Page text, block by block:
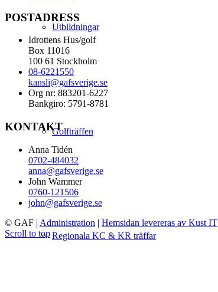
Utbildningar
Golfträffen
Regionala KC & KR träffar
POSTADRESS
Idrottens Hus/golf
Box 11016
100 61 Stockholm
08-6221550
kansli@gafsverige.se
Org nr: 883201-6227
Bankgiro: 5791-8781
KONTAKT
Anna Tidén
0702-484032
anna@gafsverige.se
John Wammer
0760-121506
john@gafsverige.se
© GAF | Administration | Hemsidan levereras av Kust IT
Scroll to top